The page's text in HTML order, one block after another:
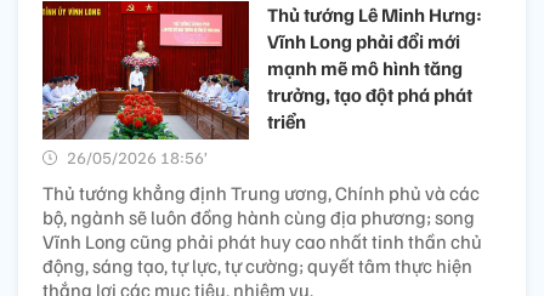
Thủ tướng Lê Minh Hưng:
Vĩnh Long phải đổi mới
mạnh mẽ mô hình tăng
trưởng, tạo đột phá phát
triển
26/05/2026 18:56’
Thủ tướng khẳng định Trung ương, Chính phủ và các
bộ, ngành sẽ luôn đồng hành cùng địa phương; song
Vĩnh Long cũng phải phát huy cao nhất tinh thần chủ
động, sáng tạo, tự lực, tự cường; quyết tâm thực hiện
thắng lợi các mục tiêu, nhiệm vụ.